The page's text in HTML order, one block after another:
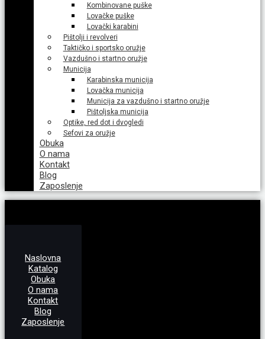
Kombinovane puške
Lovačke puške
Lovački karabini
Pištolji i revolveri
Taktičko i sportsko oružje
Vazdušno i startno oružje
Municija
Karabinska municija
Lovačka municija
Municija za vazdušno i startno oružje
Pištoljska municija
Optike, red dot i dvogledi
Sefovi za oružje
Obuka
O nama
Kontakt
Blog
Zaposlenje
Naslovna
Katalog
Obuka
O nama
Kontakt
Blog
Zaposlenje